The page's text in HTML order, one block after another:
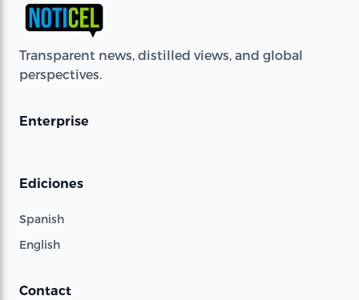
Transparent news, distilled views, and global
perspectives.
Enterprise
Ediciones
Spanish
English
Contact